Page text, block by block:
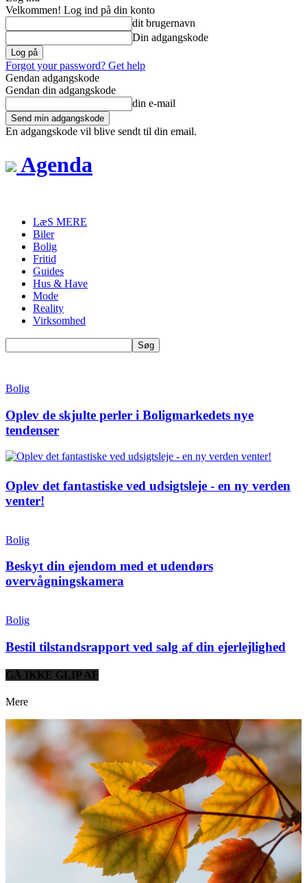
Velkommen! Log ind på din konto
dit brugernavn
Din adgangskode
Forgot your password? Get help
Gendan adgangskode
Gendan din adgangskode
din e-mail
En adgangskode vil blive sendt til din email.
Agenda
LæS MERE
Biler
Bolig
Fritid
Guides
Hus & Have
Mode
Reality
Virksomhed
Bolig
Oplev de skjulte perler i Boligmarkedets nye
tendenser
Oplev det fantastiske ved udsigtsleje - en ny verden
venter!
Bolig
Beskyt din ejendom med et udendørs
overvågningskamera
Bolig
Bestil tilstandsrapport ved salg af din ejerlejlighed
GÅ IKKE GLIP AF
Mere